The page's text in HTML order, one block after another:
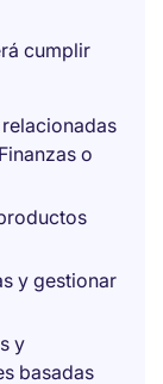
cumplir
o
y gestionar
y
basadas